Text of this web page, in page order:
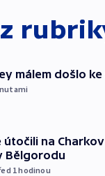
málem došlo
útočili na
Bělgorodu
1hodinou